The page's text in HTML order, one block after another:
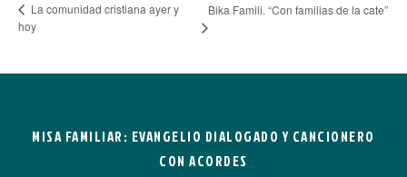
La comunidad cristiana ayer y
hoy
Bika Famili. “Con familias de la cate”
MISA FAMILIAR: EVANGELIO DIALOGADO Y CANCIONERO
CON ACORDES